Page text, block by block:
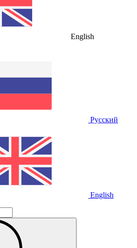
English
Русский
English